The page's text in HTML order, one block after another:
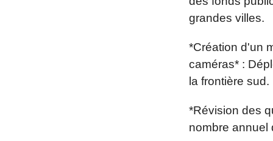
grandes villes.
*Création d'un
caméras* :
la frontière sud.
*Révision des
nombre annuel